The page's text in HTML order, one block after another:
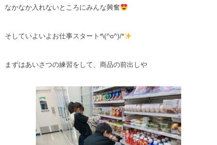
なかなか入れないところにみんな興奮
そしていよいよお仕事スタート*\(^o^)/*
まずはあいさつの練習をして、商品の前出しや